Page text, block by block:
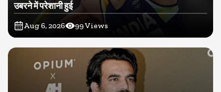
उबरने में परेशानी हुई
Aug 6, 2026 99Views